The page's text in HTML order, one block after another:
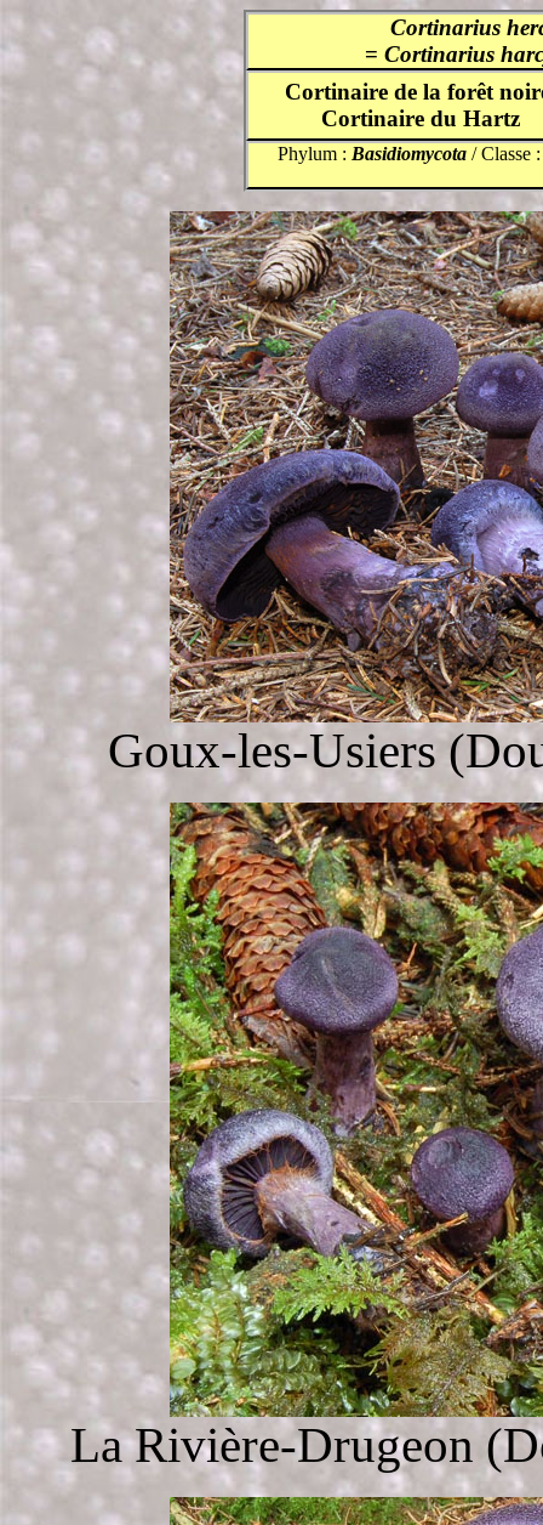
Cortinarius
= Cortinarius
Cortinaire de la forêt
Cortinaire du Hartz
Phylum : Basidiomycota / Classe
Goux-les-Usiers
La Rivière-Drugeon